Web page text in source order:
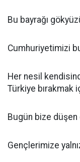
Bu bayrağı
Cumhuriyetimizi
Her nesil
Türkiye bırakmak
Bugün bize düşen
Gençlerimize